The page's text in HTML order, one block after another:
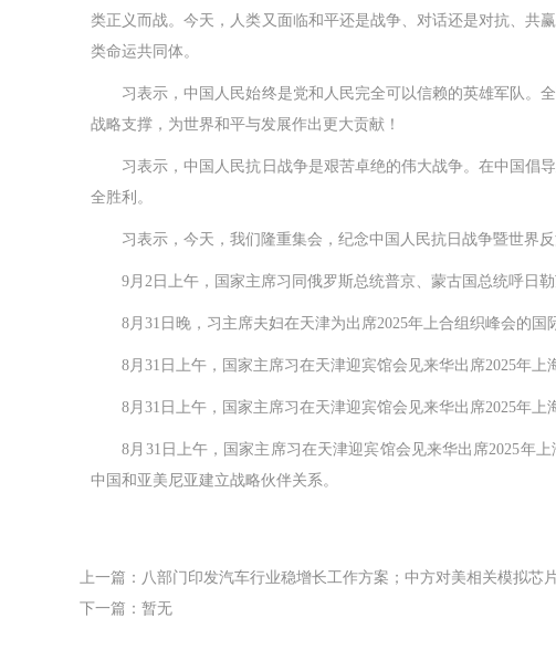
类正义而战。今天，人类又面临和平还是战争、对话还是对抗、共
类命运共同体。
习表示，中国人民始终是党和人民完全可以信赖的英雄军队。全
战略支撑，为世界和平与发展作出更大贡献！
习表示，中国人民抗日战争是艰苦卓绝的伟大战争。在中国倡导
全胜利。
习表示，今天，我们隆重集会，纪念中国人民抗日战争暨世界反
9月2日上午，国家主席习同俄罗斯总统普京、蒙古国总统呼日勒
8月31日晚，习主席夫妇在天津为出席2025年上合组织峰会的国
8月31日上午，国家主席习在天津迎宾馆会见来华出席2025年上
8月31日上午，国家主席习在天津迎宾馆会见来华出席2025年上
8月31日上午，国家主席习在天津迎宾馆会见来华出席2025年上
中国和亚美尼亚建立战略伙伴关系。
上一篇：八部门印发汽车行业稳增长工作方案；中方对美相关模拟芯
下一篇：暂无